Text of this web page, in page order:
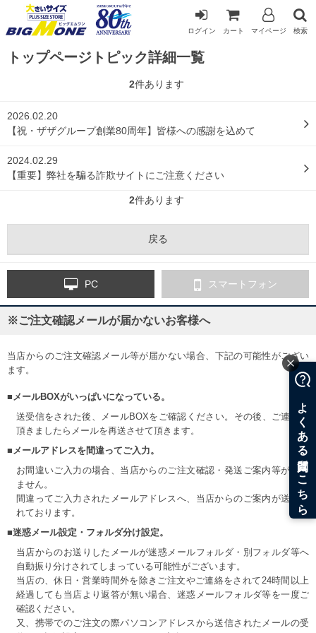
ログイン カート マイページ 検索
トップページトピック詳細一覧
2件あります
2026.02.20
【祝・ザザグループ創業80周年】皆様への感謝を込めて
2024.02.29
【重要】弊社を騙る詐欺サイトにご注意ください
2件あります
PC スマートフォン
※ご注文確認メールが届かないお客様へ
当店からのご注文確認メール等が届かない場合、下記の可能性がござい
ます。
■メールBOXがいっぱいになっている。
送受信をされた後、メールBOXをご確認ください。その後、ご連絡を
頂きましたらメールを再送させて頂きます。
■メールアドレスを間違ってご入力。
お間違いご入力の場合、当店からのご注文確認・発送ご案内等が届き
ません。
間違ってご入力されたメールアドレスへ、当店からのご案内が送信さ
れております。
■迷惑メール設定・フォルダ分け設定。
当店からのお送りしたメールが迷惑メールフォルダ・別フォルダ等へ
自動振り分けされてしまっている可能性がございます。
当店の、休日・営業時間外を除きご注文やご連絡をされて24時間以上
経過しても当店より返答が無い場合、迷惑メールフォルダ等を一度ご
確認ください。
又、携帯でのご注文の際パソコンアドレスから送信されたメールの受